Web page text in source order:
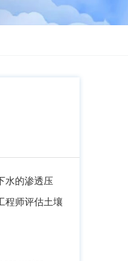
水的渗透压
程师评估土壤